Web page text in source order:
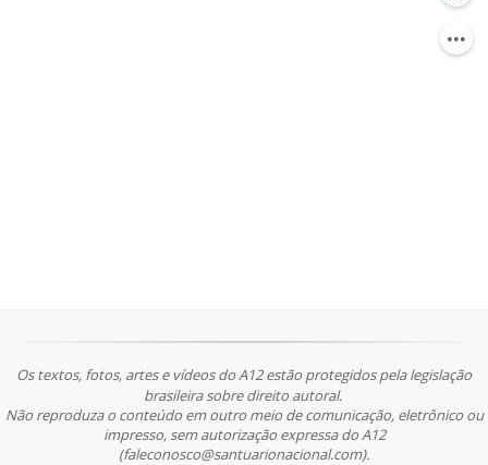
Os textos, fotos, artes e vídeos do A12 estão protegidos pela legislação
brasileira sobre direito autoral.
Não reproduza o conteúdo em outro meio de comunicação, eletrônico ou
impresso, sem autorização expressa do A12
(faleconosco@santuarionacional.com).